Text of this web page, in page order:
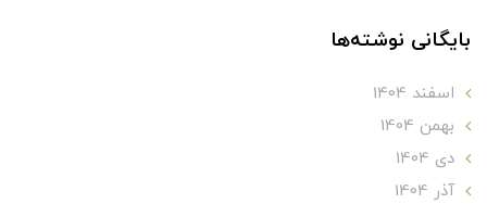
بایگانی نوشته‌ها
اسفند 1404
بهمن 1404
دی 1404
آذر 1404